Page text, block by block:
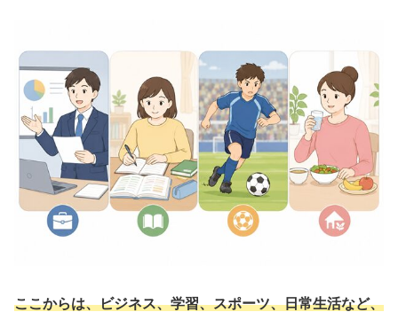
ここからは、ビジネス、学習、スポーツ、日常生活など、